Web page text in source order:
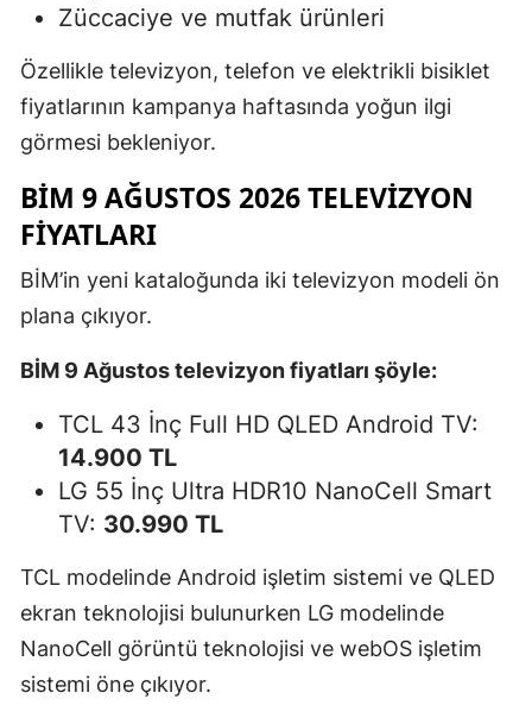
Züccaciye ve mutfak ürünleri
Özellikle televizyon, telefon ve elektrikli bisiklet
fiyatlarının kampanya haftasında yoğun ilgi
görmesi bekleniyor.
BİM 9 AĞUSTOS 2026 TELEVIZYON
FIYATLARI
BİM’in yeni kataloğunda iki televizyon modeli ön
plana çıkıyor.
BİM 9 Ağustos televizyon fiyatları şöyle:
TCL 43 İnç Full HD QLED Android TV:
14.900 TL
LG 55 İnç Ultra HDR10 NanoCell Smart
TV: 30.990 TL
TCL modelinde Android işletim sistemi ve QLED
ekran teknolojisi bulunurken LG modelinde
NanoCell görüntü teknolojisi ve webOS işletim
sistemi öne çıkıyor.